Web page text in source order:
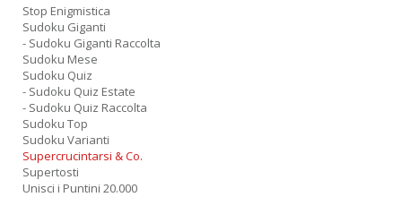
Stop Enigmistica
Sudoku Giganti
- Sudoku Giganti Raccolta
Sudoku Mese
Sudoku Quiz
- Sudoku Quiz Estate
- Sudoku Quiz Raccolta
Sudoku Top
Sudoku Varianti
Supercrucintarsi & Co.
Supertosti
Unisci i Puntini 20.000